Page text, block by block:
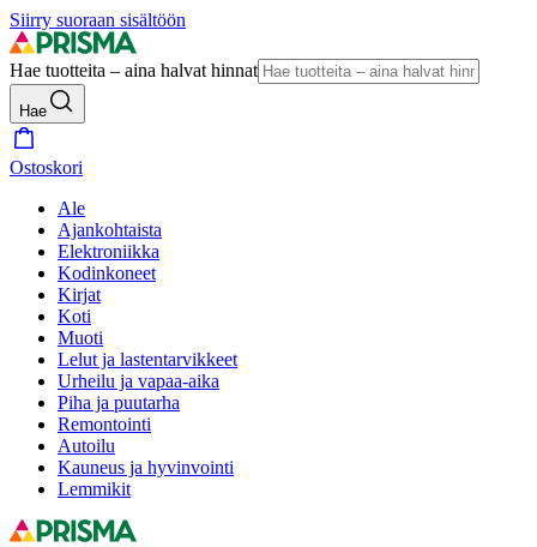
Siirry suoraan sisältöön
Hae tuotteita – aina halvat hinnat
Hae
Ostoskori
Ale
Ajankohtaista
Elektroniikka
Kodinkoneet
Kirjat
Koti
Muoti
Lelut ja lastentarvikkeet
Urheilu ja vapaa-aika
Piha ja puutarha
Remontointi
Autoilu
Kauneus ja hyvinvointi
Lemmikit